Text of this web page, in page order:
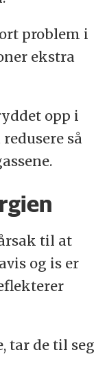
problem i
ekstra
opp i
så
til at
og is er
tar de til seg